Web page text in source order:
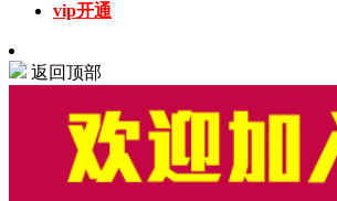
vip开通
返回顶部